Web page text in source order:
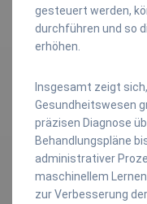
gesteuert werden,
durchführen und so
erhöhen.
Insgesamt zeigt
Gesundheitswesen
präzisen Diagnose
Behandlungspläne
administrativer
maschinellem
zur Verbesserung